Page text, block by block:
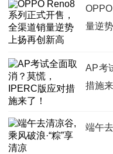
量逆
AP考
措施来
端午